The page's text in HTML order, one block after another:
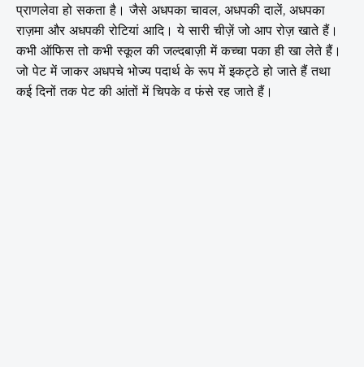
प्राणलेवा हो सकता है। जैसे अधपका चावल, अधपकी दालें, अधपका
राज़मा और अधपकी रोटियां आदि। ये सारी चीज़ें जो आप रोज़ खाते हैं।
कभी ऑफिस तो कभी स्कूल की जल्दबाज़ी में कच्चा पका ही खा लेते हैं।
जो पेट में जाकर अधपचे भोज्य पदार्थ के रूप में इकट्ठे हो जाते हैं तथा
कई दिनों तक पेट की आंतों में चिपके व फंसे रह जाते हैं।